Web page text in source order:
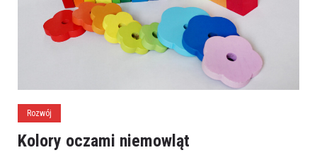
Rozwój
Kolory oczami niemowląt